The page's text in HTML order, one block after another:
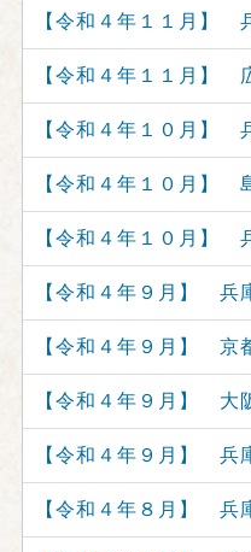
【令和４年１１月】
【令和４年１１月】
【令和４年１０月】
【令和４年１０月】
【令和４年１０月】
【令和４年９月】
【令和４年９月】
【令和４年９月】
【令和４年９月】
【令和４年８月】